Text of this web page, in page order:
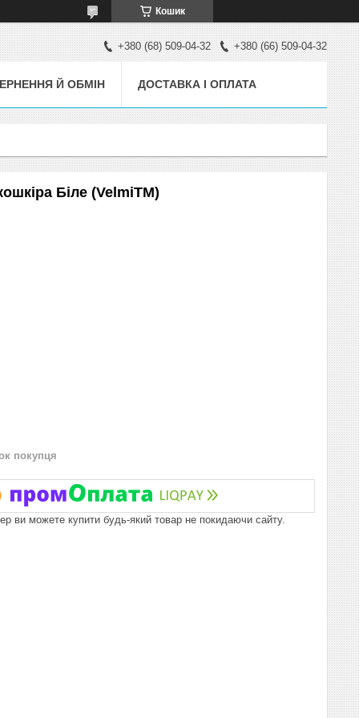
Кошик
+380 (68) 509-04-32 +380 (66) 509-04-32
Й ОБМІН ДОСТАВКА І ОПЛАТА
Біле (VelmiTM)
покупця
ви можете купити будь-який товар не покидаючи сайту.